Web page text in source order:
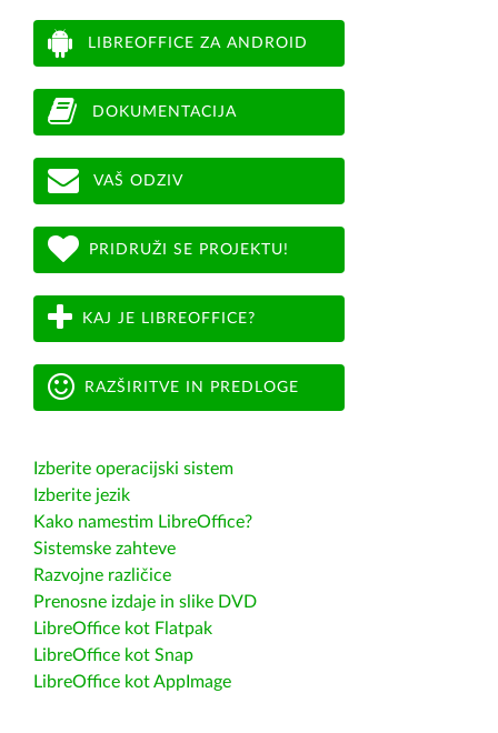
LIBREOFFICE ZA ANDROID
DOKUMENTACIJA
VAŠ ODZIV
PRIDRUŽI SE PROJEKTU!
KAJ JE LIBREOFFICE?
RAZŠIRITVE IN PREDLOGE
Izberite operacijski sistem
Izberite jezik
Kako namestim LibreOffice?
Sistemske zahteve
Razvojne različice
Prenosne izdaje in slike DVD
LibreOffice kot Flatpak
LibreOffice kot Snap
LibreOffice kot AppImage